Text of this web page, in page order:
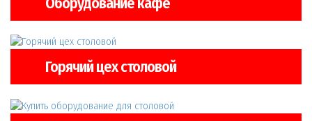
Горячий цех столовой